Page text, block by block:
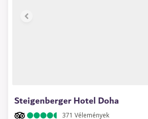
Steigenberger Hotel Doha
371 Vélemények